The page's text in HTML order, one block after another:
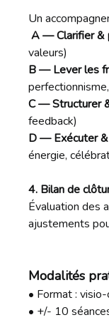
Un
A — Clarifier &
valeurs)
B — Lever les
C — Structurer
feedback)
D — Exécuter &
énergie,
4. Bilan de
Évaluation des
ajustements
Modalités
• Format :
• +/- 10